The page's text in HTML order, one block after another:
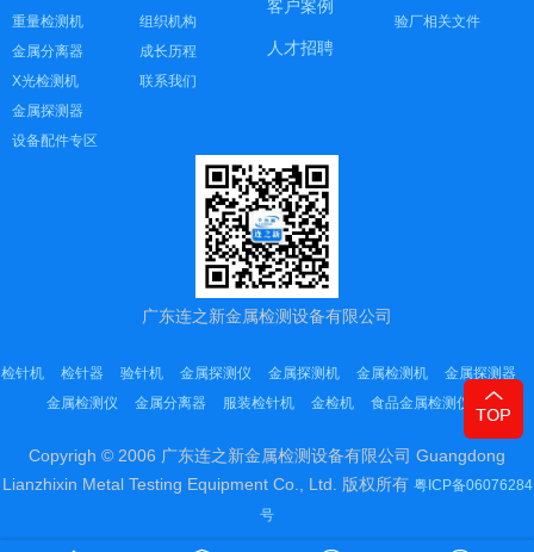
重量检测机
金属分离器
X光检测机
金属探测器
设备配件专区
组织机构
成长历程
联系我们
客户案例
人才招聘
验厂相关文件
广东连之新金属检测设备有限公司
检针机 检针器 验针机 金属探测仪 金属探测机 金属检测机
金属探测器
金属检测仪
金属分离器 服装检针机 金检机 食品金属检测仪
Copyrigh © 2006 广东连之新金属检测设备有限公司 Guangdong
Lianzhixin Metal Testing Equipment Co., Ltd. 版权所有 粤ICP备06076284
号